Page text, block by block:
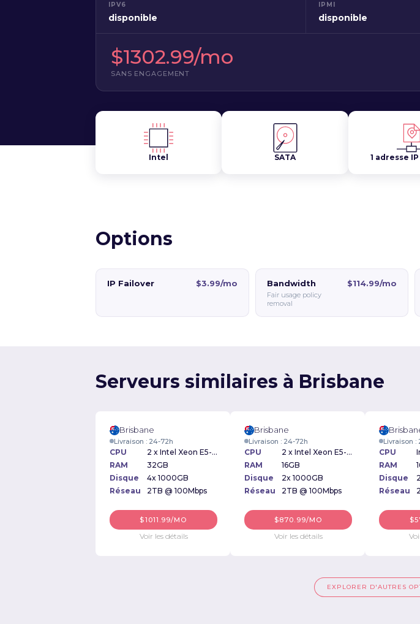
IPV6
disponible
IPMI
disponible
$1302.99/mo
SANS ENGAGEMENT
Intel SATA 1 adresse
Options
IP Failover $3.99/mo Bandwidth
Fair usage policy
removal
$114.99/mo
Serveurs similaires à Brisbane
Brisbane
Livraison : 24-72h
CPU
2 x Intel Xeon E5-2640 2.50GHz
RAM
32GB
Disque
4x 1000GB
Réseau
2TB @ 100Mbps
$1011.99/MO
Voir les détails
Brisbane
Livraison : 24-72h
CPU
2 x Intel Xeon E5-2620 2.00GHz
RAM
16GB
Disque
2x 1000GB
Réseau
2TB @ 100Mbps
$870.99/MO
Voir les détails
Livraison :
CPU
RAM
Disque
Réseau
EXPLORER D'AUTRES